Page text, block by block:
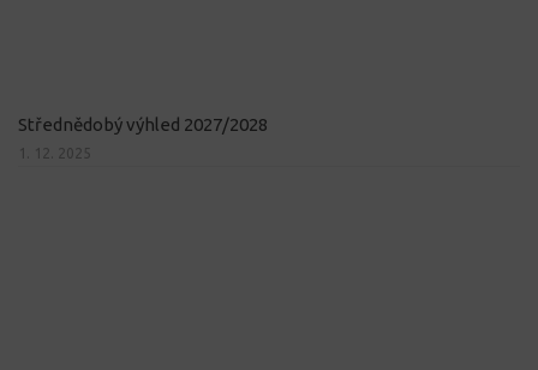
Střednědobý výhled 2027/2028
1. 12. 2025